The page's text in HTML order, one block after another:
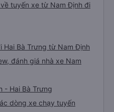
tuyến xe từ Nam Định đi
Hai Bà Trưng từ Nam Định
đánh giá nhà xe Nam
- Hai Bà Trưng
dòng xe chạy tuyến